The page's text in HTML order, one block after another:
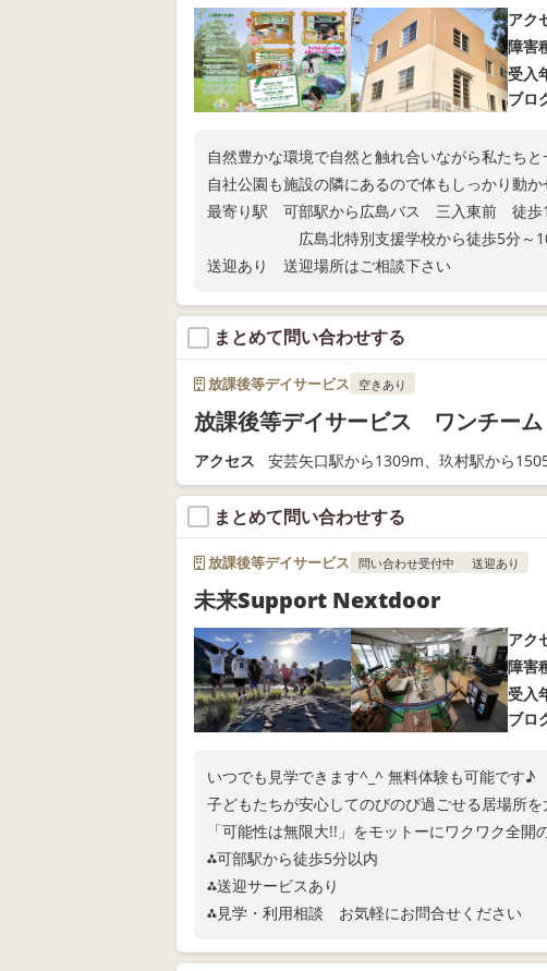
アク
障害
受入
ブロ
自然豊かな環境で自然と触れ合いながら私たち
自社公園も施設の隣にあるので体もしっかり動か
最寄り駅 可部駅から広島バス 三入東前 徒歩
広島北特別支援学校から徒歩5分～
送迎あり 送迎場所はご相談下さい
まとめて問い合わせする
放課後等デイサービス 空きあり
放課後等デイサービス ワンチーム
アクセス 安芸矢口駅から1309m、玖村駅から
まとめて問い合わせする
放課後等デイサービス 問い合わせ受付中 送迎あり
未来Support Nextdoor
アク
障害
受入
ブロ
いつでも見学できます^_^ 無料体験も可能です♪
子どもたちが安心してのびのび過ごせる居場所
「可能性は無限大!!」をモットーにワクワク全開
⁂可部駅から徒歩5分以内
⁂送迎サービスあり
⁂見学・利用相談 お気軽にお問合せください